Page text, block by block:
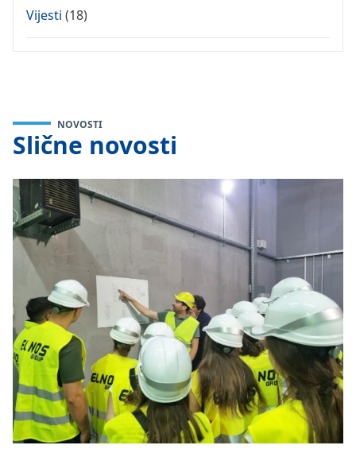
Vijesti (18)
NOVOSTI
Slične novosti